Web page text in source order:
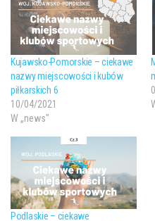
Kujawsko-Pomorskie – ciekawe
nazwy miejscowości i kubów
piłkarskich 6
10/04/2021
W „news"
Podlaskie – ciekawe